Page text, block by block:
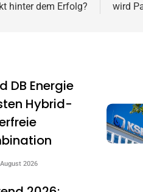
hinter dem Erfolg?
wird
DB Energie
Hybrid-
2026